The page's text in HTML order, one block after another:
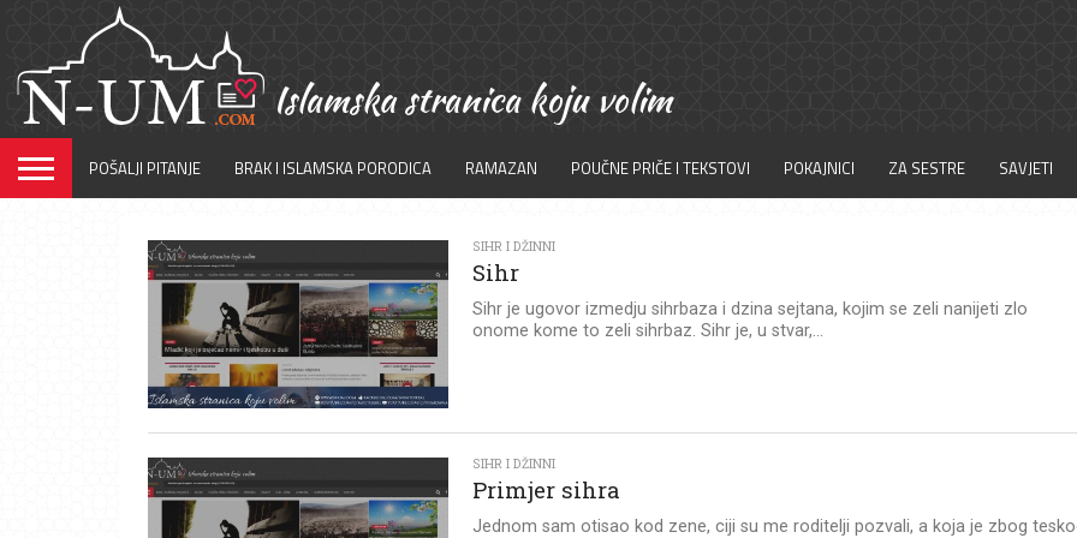
POŠALJI PITANJE BRAK I ISLAMSKA PORODICA RAMAZAN POUČNE PRIČE I TEKSTOVI POKAJNICI ZA SESTRE SAVJETI
SIHR I DŽINNI
Sihr
Sihr je ugovor izmedju sihrbaza i dzina sejtana, kojim se zeli nanijeti zlo
onome kome to zeli sihrbaz. Sihr je, u stvar,...
SIHR I DŽINNI
Primjer sihra
Jednom sam otisao kod zene, ciji su me roditelji pozvali, a koja je zbog